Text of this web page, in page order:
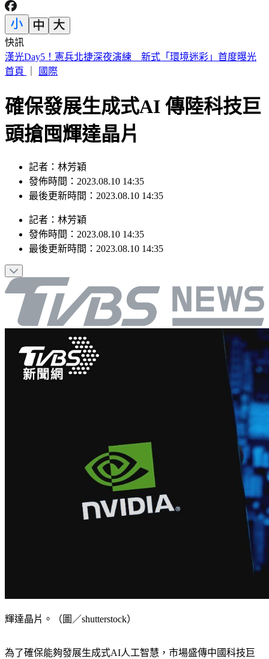
快訊
漢光Day5！憲兵北捷深夜演練 新式「環境迷彩」首度曝光
首頁
國際
確保發展生成式AI 傳陸科技巨
頭搶囤輝達晶片
記者：林芳穎
發佈時間：2023.08.10 14:35
最後更新時間：2023.08.10 14:35
記者 ： 林芳穎
發佈時間： 2023.08.10 14:35
最後更新時間： 2023.08.10 14:35
輝達晶片。（圖／shutterstock）
為了確保能夠發展生成式AI人工智慧，市場盛傳中國科技巨